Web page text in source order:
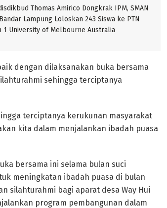
Thomas Amirico Dongkrak IPM, SMAN
Lampung Loloskan 243 Siswa ke PTN
1 University of Melbourne Australia
dengan dilaksanakan buka bersama
sehingga terciptanya
terciptanya kerukunan masyarakat
kita dalam menjalankan ibadah puasa
bersama ini selama bulan suci
meningkatan ibadah puasa di bulan
silahturahmi bagi aparat desa Way Hui
program pembangunan dalam